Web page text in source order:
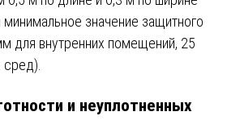
значение защитного
для внутренних помещений, 25
и неуплотненных